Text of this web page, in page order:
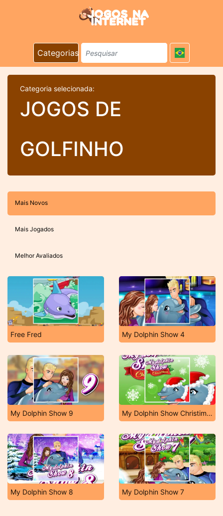
Categorias
Categoria selecionada:
JOGOS DE
GOLFINHO
Mais Novos
Mais Jogados
Melhor Avaliados
Free Fred My Dolphin Show 4
My Dolphin Show 9 My Dolphin Show Christimas Edition
My Dolphin Show 8 My Dolphin Show 7